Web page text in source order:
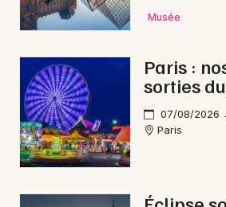
Musée
Paris :
sorties
07/08/2026
Paris